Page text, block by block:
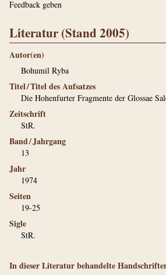
Feedback geben
Literatur (Stand 2005)
Autor(en)
Bohumil Ryba
Titel / Titel des Aufsatzes
Die Hohenfurter Fragmente der Glossae
Zeitschrift
StR.
Band / Jahrgang
13
Jahr
1974
Seiten
19-25
Sigle
StR.
In dieser Literatur behandelte